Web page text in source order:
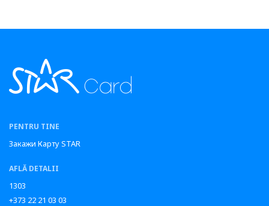
PENTRU TINE
Закажи Карту STAR
AFLĂ DETALII
1303
+373 22 21 03 03